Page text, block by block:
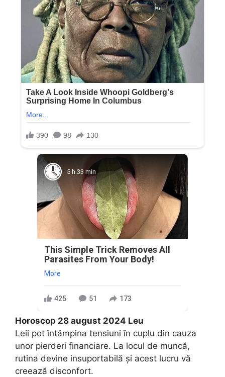
5 h 33 min
This Simple Trick Removes All
Parasites From Your Body!
More
425 51 173
Horoscop 28 august 2024 Leu
Leii pot întâmpina tensiuni în cuplu din cauza
unor pierderi financiare. La locul de muncă,
rutina devine insuportabilă și acest lucru vă
creează disconfort.